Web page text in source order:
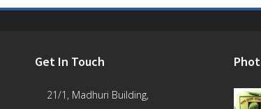
Get In Touch
21/1, Madhuri Building,